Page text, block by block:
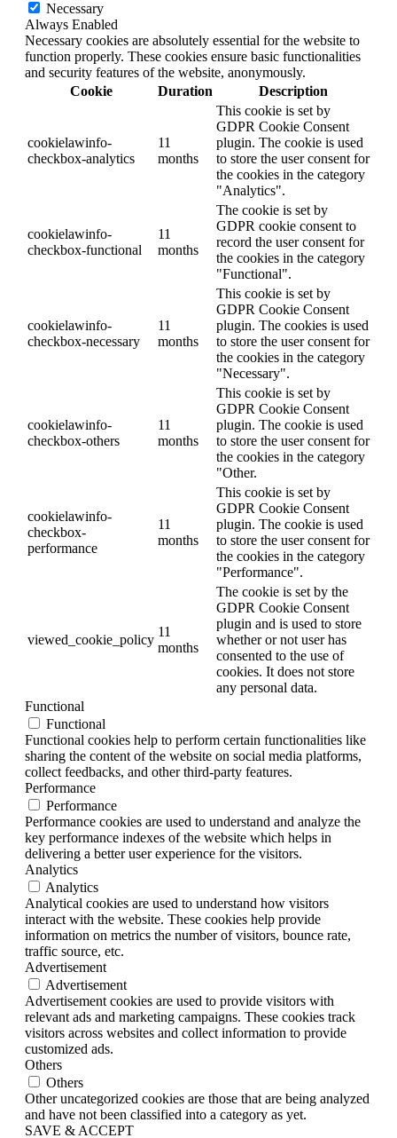
Necessary
Always Enabled
Necessary cookies are absolutely essential for the website to
function properly. These cookies ensure basic functionalities
and security features of the website, anonymously.
Cookie
Duration Description
cookielawinfo-
checkbox-analytics
11
months
This cookie is set by
GDPR Cookie Consent
plugin. The cookie is used
to store the user consent for
the cookies in the category
"Analytics".
cookielawinfo-
checkbox-functional
11
months
The cookie is set by
GDPR cookie consent to
record the user consent for
the cookies in the category
"Functional".
cookielawinfo-
checkbox-necessary
11
months
This cookie is set by
GDPR Cookie Consent
plugin. The cookies is used
to store the user consent for
the cookies in the category
"Necessary".
cookielawinfo-
checkbox-others
11
months
This cookie is set by
GDPR Cookie Consent
plugin. The cookie is used
to store the user consent for
the cookies in the category
"Other.
cookielawinfo-
checkbox-
performance
11
months
This cookie is set by
GDPR Cookie Consent
plugin. The cookie is used
to store the user consent for
the cookies in the category
"Performance".
viewed_cookie_policy
11
months
The cookie is set by the
GDPR Cookie Consent
plugin and is used to store
whether or not user has
consented to the use of
cookies. It does not store
any personal data.
Functional
Functional
Functional cookies help to perform certain functionalities like
sharing the content of the website on social media platforms,
collect feedbacks, and other third-party features.
Performance
Performance
Performance cookies are used to understand and analyze the
key performance indexes of the website which helps in
delivering a better user experience for the visitors.
Analytics
Analytics
Analytical cookies are used to understand how visitors
interact with the website. These cookies help provide
information on metrics the number of visitors, bounce rate,
traffic source, etc.
Advertisement
Advertisement
Advertisement cookies are used to provide visitors with
relevant ads and marketing campaigns. These cookies track
visitors across websites and collect information to provide
customized ads.
Others
Others
Other uncategorized cookies are those that are being analyzed
and have not been classified into a category as yet.
SAVE & ACCEPT